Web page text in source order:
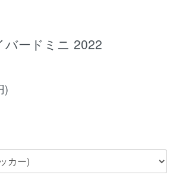
バードミニ 2022
)